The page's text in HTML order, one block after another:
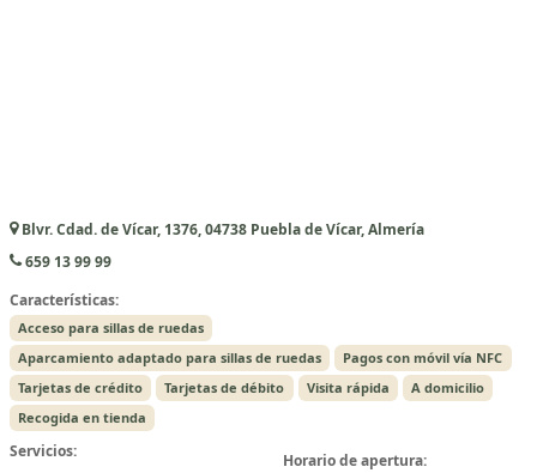
Blvr. Cdad. de Vícar, 1376, 04738 Puebla de Vícar, Almería
659 13 99 99
Características:
Acceso para sillas de ruedas
Aparcamiento adaptado para sillas de ruedas
Pagos con móvil vía NFC
Tarjetas de crédito
Tarjetas de débito Visita rápida
A domicilio
Recogida en tienda
Servicios:
Horario de apertura: